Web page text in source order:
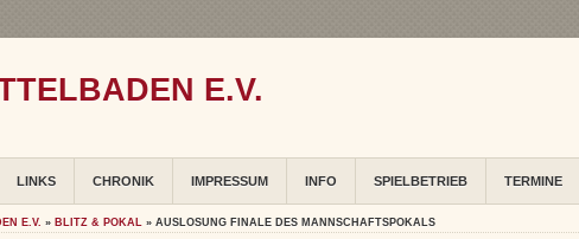
E.V.
LINKS CHRONIK IMPRESSUM INFO SPIELBETRIEB TERMINE
E.V. » BLITZ & POKAL » AUSLOSUNG FINALE DES MANNSCHAFTSPOKALS